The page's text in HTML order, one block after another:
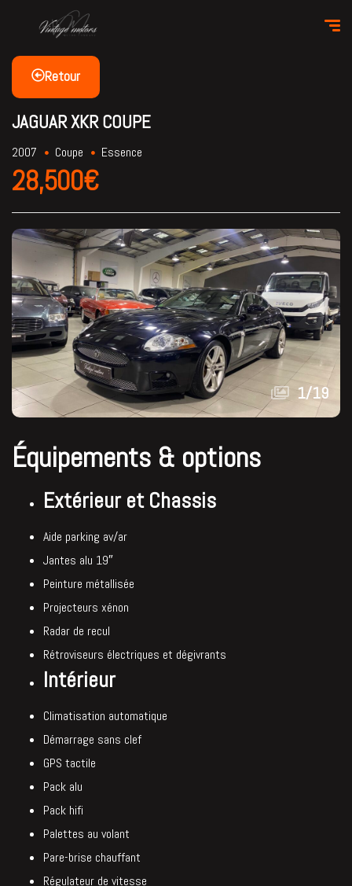
Retour
JAGUAR XKR COUPE
2007 Coupe Essence
28,500€
1/19
Équipements & options
Extérieur et Chassis
Aide parking av/ar
Jantes alu 19″
Peinture métallisée
Projecteurs xénon
Radar de recul
Rétroviseurs électriques et dégivrants
Intérieur
Climatisation automatique
Démarrage sans clef
GPS tactile
Pack alu
Pack hifi
Palettes au volant
Pare-brise chauffant
Régulateur de vitesse